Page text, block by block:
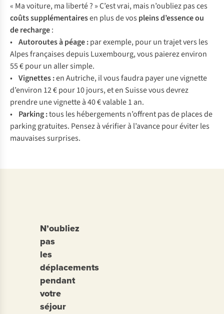
« Ma voiture, ma liberté ? » C’est vrai, mais n’oubliez pas ces
coûts supplémentairesen plus de vos pleins d’essence ou
de recharge:
• Autoroutes à péage :par exemple, pour un trajet vers les
Alpes françaises depuis Luxembourg, vous paierez environ
55 € pour un aller simple.
• Vignettes :en Autriche, il vous faudra payer une vignette
d’environ 12 € pour 10 jours, et en Suisse vous devrez
prendre une vignette à 40 € valable 1 an.
• Parking :tous les hébergements n’offrent pas de places de
parking gratuites. Pensez à vérifier à l’avance pour éviter les
mauvaises surprises.
N’oubliez
pas
les
déplacements
pendant
votre
séjour